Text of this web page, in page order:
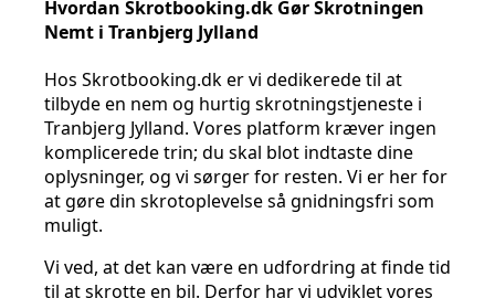
Hvordan Skrotbooking.dk Gør Skrotningen
Nemt i Tranbjerg Jylland
Hos Skrotbooking.dk er vi dedikerede til at
tilbyde en nem og hurtig skrotningstjeneste i
Tranbjerg Jylland. Vores platform kræver ingen
komplicerede trin; du skal blot indtaste dine
oplysninger, og vi sørger for resten. Vi er her for
at gøre din skrotoplevelse så gnidningsfri som
muligt.
Vi ved, at det kan være en udfordring at finde tid
til at skrotte en bil. Derfor har vi udviklet vores